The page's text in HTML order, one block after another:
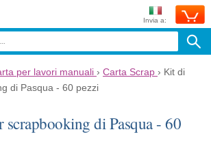
Invia a:
per lavori manuali › Carta Scrap › Kit di
di Pasqua - 60 pezzi
scrapbooking di Pasqua - 60